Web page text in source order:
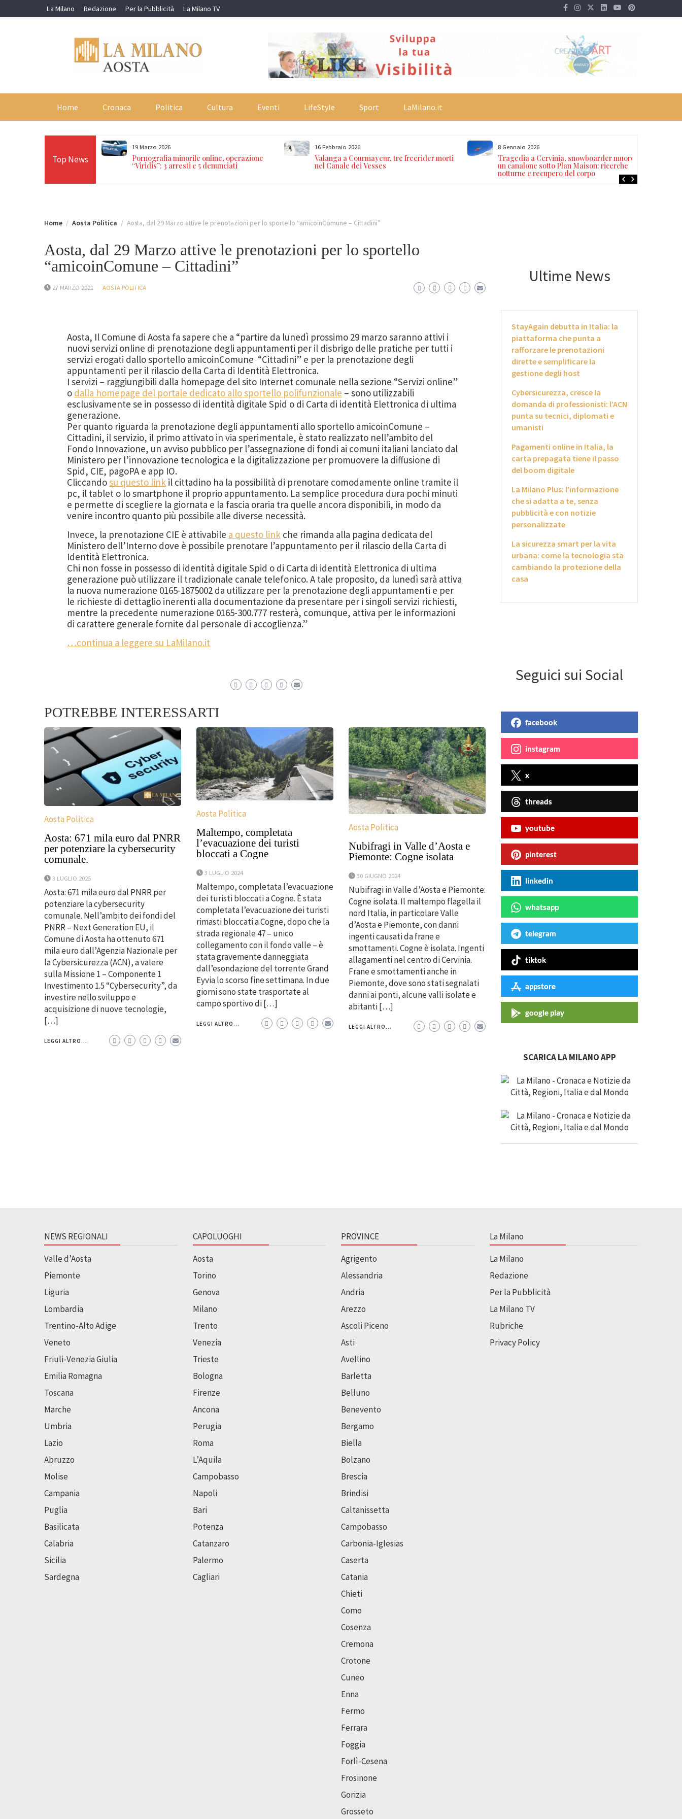
to
La Milano Redazione Per la Pubblicità La Milano TV
Home Cronaca Politica Cultura Eventi LifeStyle Sport LaMilano.it
Top News
in 24 ore sulle Alpi:
Paradiso, Cervino e
19 Marzo 2026
Pornografia minorile online, operazione
“Viridis”: 3 arresti e 5 denunciati
16 Febbraio 2026
Valanga a Courmayeur, tre freerider morti
nel Canale dei Vesses
8 Gennaio 2026
Tragedia a Cervinia, snowboarder muore in
un canalone sotto Plan Maison: ricerche
notturne e recupero del corpo
Home Aosta Politica Aosta, dal 29 Marzo attive le prenotazioni per lo sportello “amicoinComune – Cittadini”
Aosta, dal 29 Marzo attive le prenotazioni per lo sportello
“amicoinComune – Cittadini”
27 MARZO 2021 AOSTA POLITICA
Aosta, Il Comune di Aosta fa sapere che a “partire da lunedì prossimo 29 marzo saranno attivi i
nuovi servizi online di prenotazione degli appuntamenti per il disbrigo delle pratiche per tutti i
servizi erogati dallo sportello amicoinComune “Cittadini” e per la prenotazione degli
appuntamenti per il rilascio della Carta di Identità Elettronica.
I servizi – raggiungibili dalla homepage del sito Internet comunale nella sezione “Servizi online”
o dalla homepage del portale dedicato allo sportello polifunzionale – sono utilizzabili
esclusivamente se in possesso di identità digitale Spid o di Carta di identità Elettronica di ultima
generazione.
Per quanto riguarda la prenotazione degli appuntamenti allo sportello amicoinComune –
Cittadini, il servizio, il primo attivato in via sperimentale, è stato realizzato nell’ambito del
Fondo Innovazione, un avviso pubblico per l’assegnazione di fondi ai comuni italiani lanciato dal
Ministero per l’innovazione tecnologica e la digitalizzazione per promuovere la diffusione di
Spid, CIE, pagoPA e app IO.
Cliccandosu questo link il cittadino ha la possibilità di prenotare comodamente online tramite il
pc, il tablet o lo smartphone il proprio appuntamento. La semplice procedura dura pochi minuti
e permette di scegliere la giornata e la fascia oraria tra quelle ancora disponibili, in modo da
venire incontro quanto più possibile alle diverse necessità.
Invece, la prenotazione CIE è attivabile a questo link che rimanda alla pagina dedicata del
Ministero dell’Interno dove è possibile prenotare l’appuntamento per il rilascio della Carta di
Identità Elettronica.
Chi non fosse in possesso di identità digitale Spid o di Carta di identità Elettronica di ultima
generazione può utilizzare il tradizionale canale telefonico. A tale proposito, da lunedì sarà attiva
la nuova numerazione 0165-1875002 da utilizzare per la prenotazione degli appuntamenti e per
le richieste di dettaglio inerenti alla documentazione da presentare per i singoli servizi richiesti,
mentre la precedente numerazione 0165-300.777 resterà, comunque, attiva per le informazioni
di carattere generale fornite dal personale di accoglienza.”
…continua a leggere su LaMilano.it
POTREBBE INTERESSARTI
Aosta Politica
Aosta: 671 mila euro dal PNRR
per potenziare la cybersecurity
comunale.
3 LUGLIO 2025
Aosta: 671 mila euro dal PNRR per
potenziare la cybersecurity
comunale. Nell’ambito dei fondi del
PNRR – Next Generation EU, il
Comune di Aosta ha ottenuto 671
mila euro dall’Agenzia Nazionale per
la Cybersicurezza (ACN), a valere
sulla Missione 1 – Componente 1
Investimento 1.5 “Cybersecurity”, da
investire nello sviluppo e
acquisizione di nuove tecnologie,
[…]
LEGGI ALTRO...
Aosta Politica
Maltempo, completata
l’evacuazione dei turisti
bloccati a Cogne
3 LUGLIO 2024
Maltempo, completata l’evacuazione
dei turisti bloccati a Cogne. È stata
completata l’evacuazione dei turisti
rimasti bloccati a Cogne, dopo che la
strada regionale 47 – unico
collegamento con il fondo valle – è
stata gravemente danneggiata
dall’esondazione del torrente Grand
Eyvia lo scorso fine settimana. In due
giorni sono state trasportate al
campo sportivo di […]
LEGGI ALTRO...
Aosta Politica
Nubifragi in Valle d’Aosta e
Piemonte: Cogne isolata
30 GIUGNO 2024
Nubifragi in Valle d’Aosta e Piemonte:
Cogne isolata. Il maltempo flagella il
nord Italia, in particolare Valle
d’Aosta e Piemonte, con danni
ingenti causati da frane e
smottamenti. Cogne è isolata. Ingenti
allagamenti nel centro di Cervinia.
Frane e smottamenti anche in
Piemonte, dove sono stati segnalati
danni ai ponti, alcune valli isolate e
abitanti […]
LEGGI ALTRO...
Ultime News
StayAgain debutta in Italia: la
piattaforma che punta a
rafforzare le prenotazioni
dirette e semplificare la
gestione degli host
Cybersicurezza, cresce la
domanda di professionisti: l’ACN
punta su tecnici, diplomati e
umanisti
Pagamenti online in Italia, la
carta prepagata tiene il passo
del boom digitale
La Milano Plus: l’informazione
che si adatta a te, senza
pubblicità e con notizie
personalizzate
La sicurezza smart per la vita
urbana: come la tecnologia sta
cambiando la protezione della
casa
Seguici sui Social
facebook
instagram
x
threads
youtube
pinterest
linkedin
whatsapp
telegram
tiktok
appstore
google play
SCARICA LA MILANO APP
NEWS REGIONALI
Valle d’Aosta
Piemonte
Liguria
Lombardia
Trentino-Alto Adige
Veneto
Friuli-Venezia Giulia
Emilia Romagna
Toscana
Marche
Umbria
Lazio
Abruzzo
Molise
Campania
Puglia
Basilicata
Calabria
Sicilia
Sardegna
CAPOLUOGHI
Aosta
Torino
Genova
Milano
Trento
Venezia
Trieste
Bologna
Firenze
Ancona
Perugia
Roma
L’Aquila
Campobasso
Napoli
Bari
Potenza
Catanzaro
Palermo
Cagliari
PROVINCE
Agrigento
Alessandria
Andria
Arezzo
Ascoli Piceno
Asti
Avellino
Barletta
Belluno
Benevento
Bergamo
Biella
Bolzano
Brescia
Brindisi
Caltanissetta
Campobasso
Carbonia-Iglesias
Caserta
Catania
Chieti
Como
Cosenza
Cremona
Crotone
Cuneo
Enna
Fermo
Ferrara
Foggia
Forlì-Cesena
Frosinone
Gorizia
Grosseto
La Milano
La Milano
Redazione
Per la Pubblicità
La Milano TV
Rubriche
Privacy Policy